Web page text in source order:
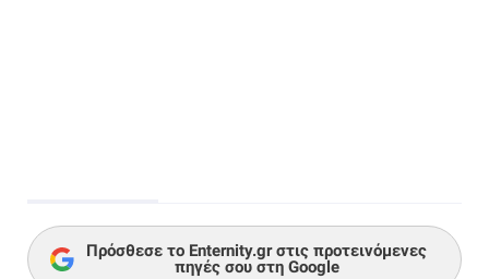
Πρόσθεσε το Enternity.gr στις προτεινόμενες
πηγές σου στη Google